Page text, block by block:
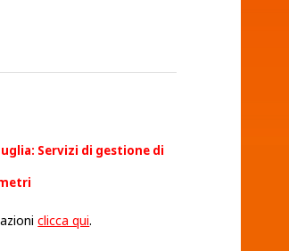
Servizi di gestione di
clicca qui.